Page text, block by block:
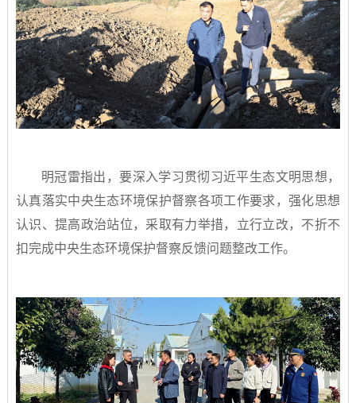
明冠雷指出，要深入学习贯彻习近平生态文明思想，
认真落实中央生态环境保护督察各项工作要求，强化思想
认识、提高政治站位，采取有力举措，立行立改，不折不
扣完成中央生态环境保护督察反馈问题整改工作。